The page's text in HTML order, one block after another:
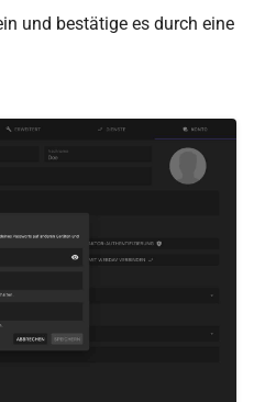
und bestätige es durch eine